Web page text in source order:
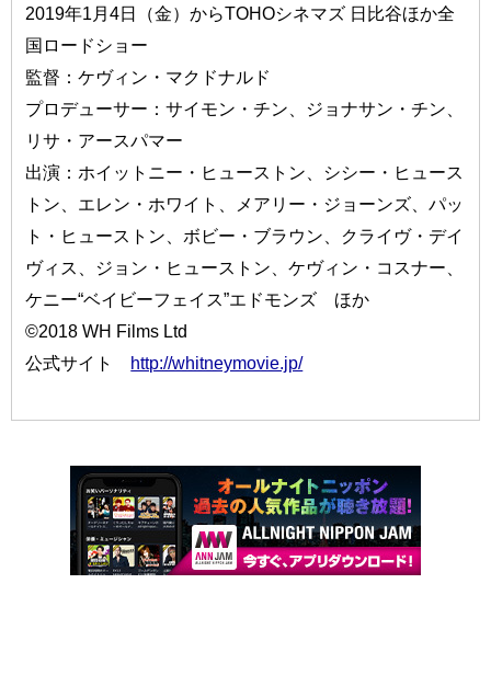
2019年1月4日（金）からTOHOシネマズ 日比谷ほか全
国ロードショー
監督：ケヴィン・マクドナルド
プロデューサー：サイモン・チン、ジョナサン・チン、
リサ・アースパマー
出演：ホイットニー・ヒューストン、シシー・ヒュース
トン、エレン・ホワイト、メアリー・ジョーンズ、パッ
ト・ヒューストン、ボビー・ブラウン、クライヴ・デイ
ヴィス、ジョン・ヒューストン、ケヴィン・コスナー、
ケニー“ベイビーフェイス”エドモンズ ほか
©2018 WH Films Ltd
公式サイト http://whitneymovie.jp/